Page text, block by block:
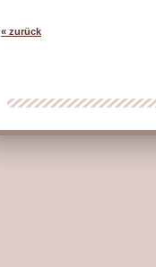
« zurück